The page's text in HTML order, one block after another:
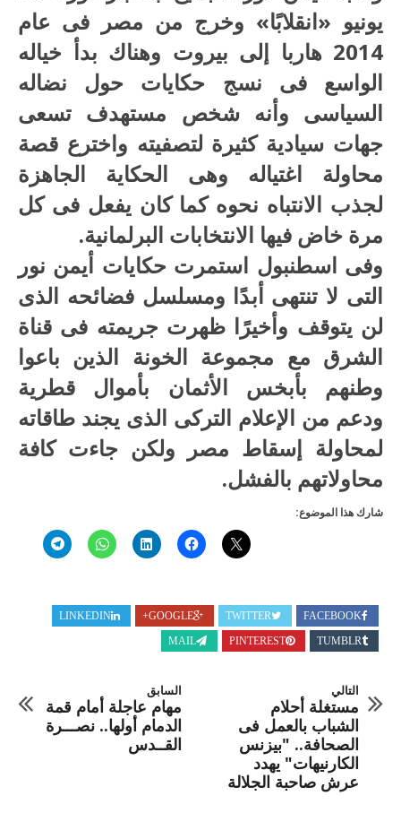
يونيو «انقلابًا» وخرج من مصر فى عام
2014 هاربا إلى بيروت وهناك بدأ خياله
الواسع فى نسج حكايات حول نضاله
السياسى وأنه شخص مستهدف تسعى
جهات سيادية كثيرة لتصفيته واخترع قصة
محاولة اغتياله وهى الحكاية الجاهزة
لجذب الانتباه نحوه كما كان يفعل فى كل
مرة خاض فيها الانتخابات البرلمانية.
وفى اسطنبول استمرت حكايات أيمن نور
التى لا تنتهى أبدًا ومسلسل فضائحه الذى
لن يتوقف وأخيرًا ظهرت جريمته فى قناة
الشرق مع مجموعة الخونة الذين باعوا
وطنهم بأبخس الأثمان بأموال قطرية
ودعم من الإعلام التركى الذى يجند طاقاته
لمحاولة إسقاط مصر ولكن جاءت كافة
محاولاتهم بالفشل.
شارك هذا الموضوع:
FACEBOOK
TWITTER
GOOGLE+
LINKEDIN
TUMBLR
PINTEREST
MAIL
السابق
مهام عاجلة أمام قمة
الدمام أولها.. نصـــرة
القــدس
التالي
مستغلة أحلام
الشباب بالعمل فى
الصحافة.. "بيزنس
الكارنيهات" يهدد
عرش صاحبة الجلالة